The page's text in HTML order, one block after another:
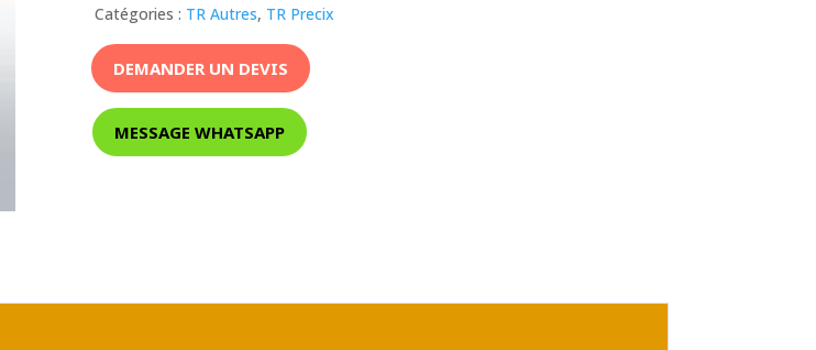
Catégories : TR Autres, TR Precix
DEMANDER UN DEVIS
MESSAGE WHATSAPP